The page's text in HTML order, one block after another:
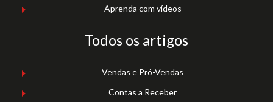
Aprenda com vídeos
Todos os artigos
Vendas e Pró-Vendas
Contas a Receber